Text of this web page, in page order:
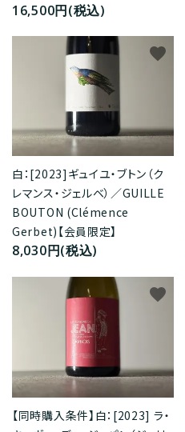
16,500円(税込)
白：[2023]ギュイユ・ブトン（ク
レマンス・ジェルベ）／GUILLE
BOUTON (Clémence
Gerbet)【会員限定】
8,030円(税込)
favorite
【同時購入条件】白：[2023] ラ・
favorite